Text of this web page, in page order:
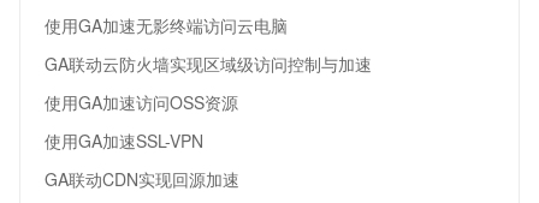
使用GA加速无影终端访问云电脑
GA联动云防火墙实现区域级访问控制与加速
使用GA加速访问OSS资源
使用GA加速SSL-VPN
GA联动CDN实现回源加速